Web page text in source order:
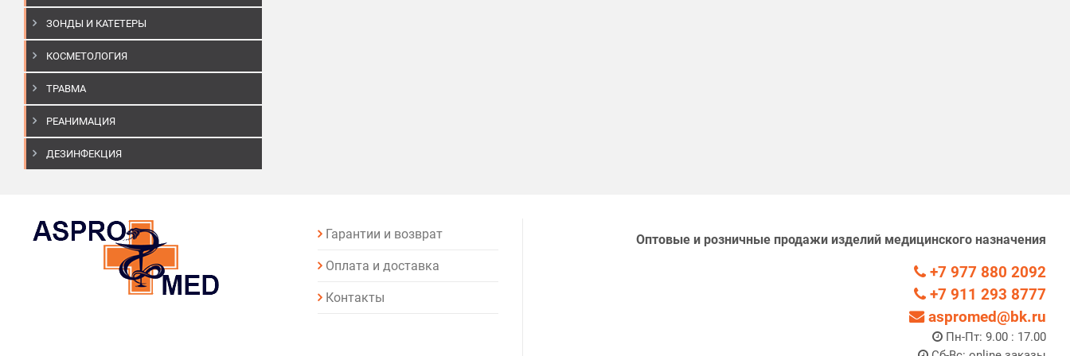
ЗОНДЫ И КАТЕТЕРЫ
КОСМЕТОЛОГИЯ
ТРАВМА
РЕАНИМАЦИЯ
ДЕЗИНФЕКЦИЯ
Гарантии и возврат
Оплата и доставка
Контакты
Оптовые и розничные продажи изделий медицинского назначения
+7 977 880 2092
+7 911 293 8777
aspromed@bk.ru
Пн-Пт: 9.00 : 17.00